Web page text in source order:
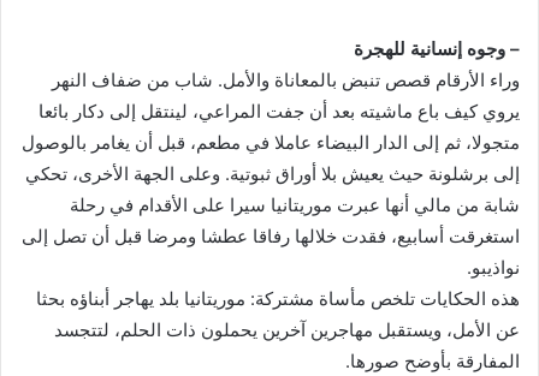
– وجوه إنسانية للهجرة
وراء الأرقام قصص تنبض بالمعاناة والأمل. شاب من ضفاف النهر
يروي كيف باع ماشيته بعد أن جفت المراعي، لينتقل إلى دكار بائعا
متجولا، ثم إلى الدار البيضاء عاملا في مطعم، قبل أن يغامر بالوصول
إلى برشلونة حيث يعيش بلا أوراق ثبوتية. وعلى الجهة الأخرى، تحكي
شابة من مالي أنها عبرت موريتانيا سيرا على الأقدام في رحلة
استغرقت أسابيع، فقدت خلالها رفاقا عطشا ومرضا قبل أن تصل إلى
نواذيبو.
هذه الحكايات تلخص مأساة مشتركة: موريتانيا بلد يهاجر أبناؤه بحثا
عن الأمل، ويستقبل مهاجرين آخرين يحملون ذات الحلم، لتتجسد
المفارقة بأوضح صورها.